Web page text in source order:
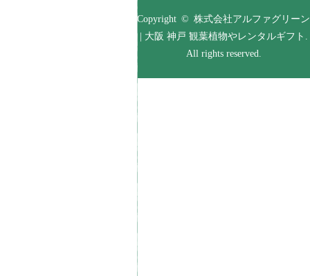
Copyright © 株式会社アルファグリーン
| 大阪 神戸 観葉植物やレンタルギフト.
All rights reserved.